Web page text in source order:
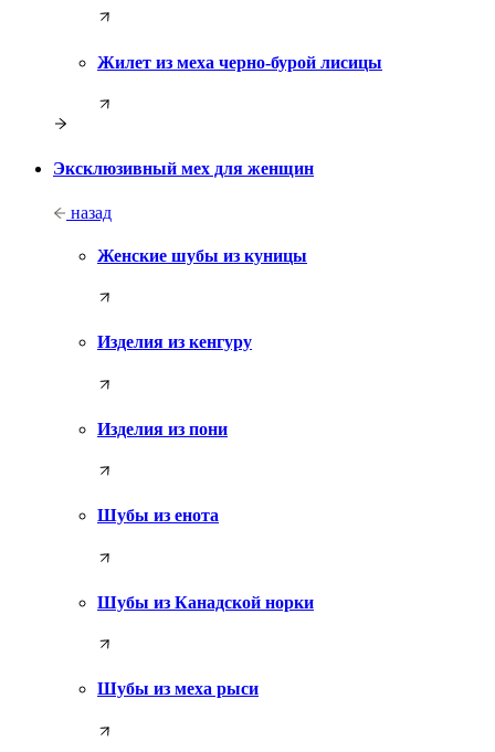
Жилет из меха черно-бурой лисицы
Эксклюзивный мех для женщин
назад
Женские шубы из куницы
Изделия из кенгуру
Изделия из пони
Шубы из енота
Шубы из Канадской норки
Шубы из меха рыси